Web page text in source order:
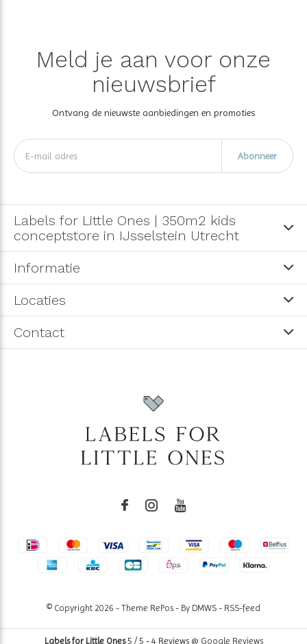
Meld je aan voor onze
nieuwsbrief
Ontvang de nieuwste aanbiedingen en promoties
Abonneer
Labels for Little Ones | 350m2 kids
conceptstore in IJsselstein Utrecht
Informatie
Locaties
Contact
© Copyright 2026 - Theme RePos - By DMWS - RSS-feed
Labels for Little Ones5 / 5 - 4 Reviews @ Google Reviews